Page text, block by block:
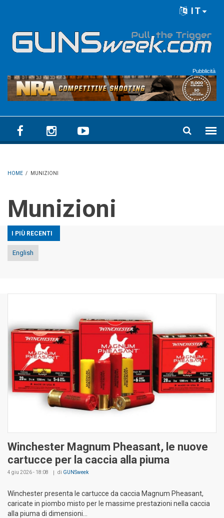
IT
Pubblicità
HOME / MUNIZIONI
Munizioni
I PIÙ RECENTI
English
Winchester Magnum Pheasant, le nuove
cartucce per la caccia alla piuma
4 giu 2026 - 18:08 di GUNSweek
Winchester presenta le cartucce da caccia Magnum Pheasant,
caricate in piombo misto per le massime prestazioni nella caccia
alla piuma di dimensioni...